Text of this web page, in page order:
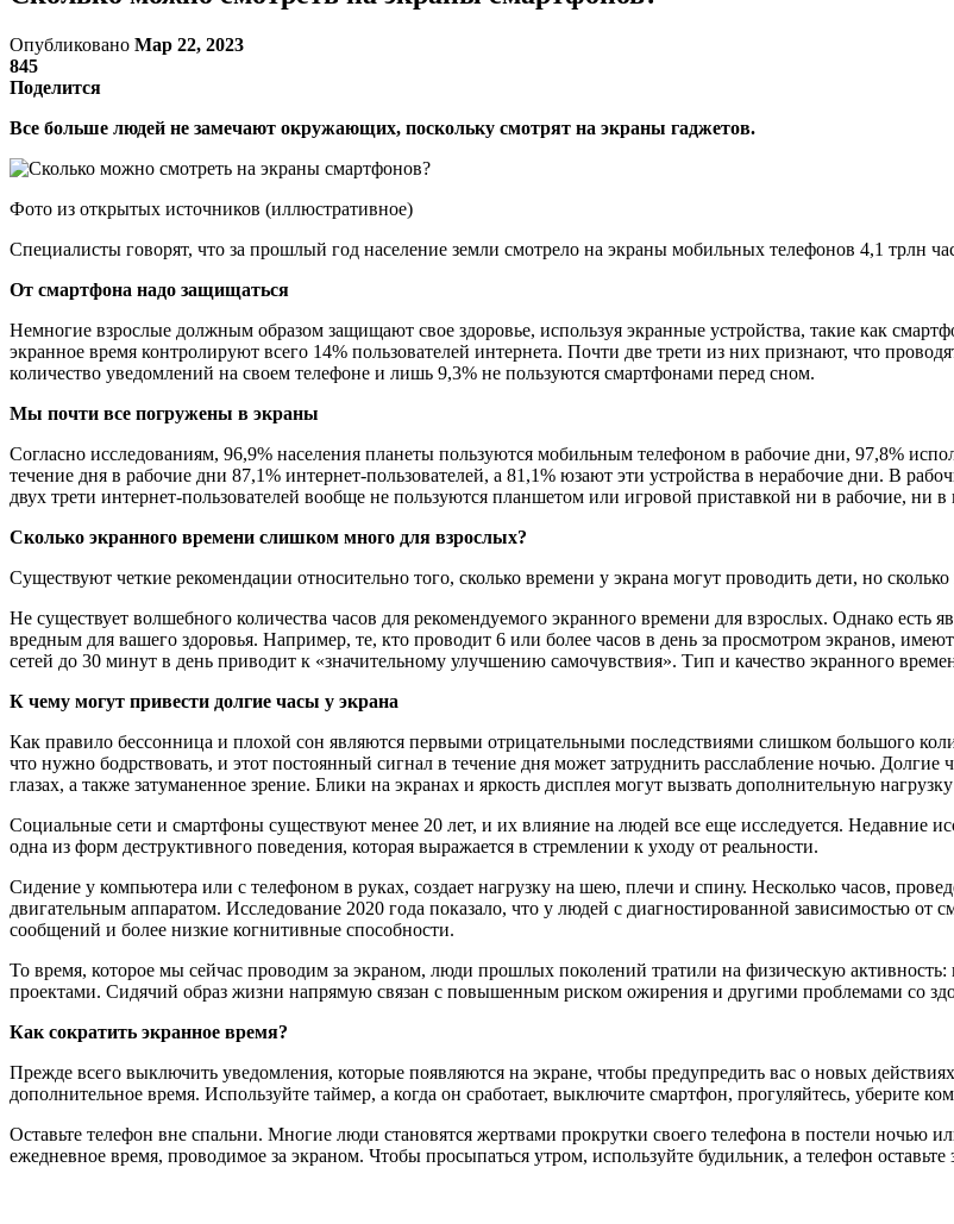
Опубликовано Мар 22, 2023
845
Поделится
Все больше людей не замечают окружающих, поскольку смотрят на экраны гаджетов.
Фото из открытых источников (иллюстративное)
Специалисты говорят, что за прошлый год население земли смотрело на экраны мобильных телефонов 4,1 трлн
От смартфона надо защищаться
Немногие взрослые должным образом защищают свое здоровье, используя экранные устройства, такие как
экранное время контролируют всего 14% пользователей интернета. Почти две трети из них признают, что
количество уведомлений на своем телефоне и лишь 9,3% не пользуются смартфонами перед сном.
Мы почти все погружены в экраны
Согласно исследованиям, 96,9% населения планеты пользуются мобильным телефоном в рабочие дни, 97,8%
течение дня в рабочие дни 87,1% интернет-пользователей, а 81,1% юзают эти устройства в нерабочие дни. В
двух трети интернет-пользователей вообще не пользуются планшетом или игровой приставкой ни в рабочие, ни
Сколько экранного времени слишком много для взрослых?
Существуют четкие рекомендации относительно того, сколько времени у экрана могут проводить дети, но
Не существует волшебного количества часов для рекомендуемого экранного времени для взрослых. Однако есть
вредным для вашего здоровья. Например, те, кто проводит 6 или более часов в день за просмотром экранов,
сетей до 30 минут в день приводит к «значительному улучшению самочувствия». Тип и качество экранного
К чему могут привести долгие часы у экрана
Как правило бессонница и плохой сон являются первыми отрицательными последствиями слишком большого
что нужно бодрствовать, и этот постоянный сигнал в течение дня может затруднить расслабление ночью.
глазах, а также затуманенное зрение. Блики на экранах и яркость дисплея могут вызвать дополнительную
Социальные сети и смартфоны существуют менее 20 лет, и их влияние на людей все еще исследуется. Недавние
одна из форм деструктивного поведения, которая выражается в стремлении к уходу от реальности.
Сидение у компьютера или с телефоном в руках, создает нагрузку на шею, плечи и спину. Несколько часов,
двигательным аппаратом. Исследование 2020 года показало, что у людей с диагностированной зависимостью
сообщений и более низкие когнитивные способности.
То время, которое мы сейчас проводим за экраном, люди прошлых поколений тратили на физическую активность:
проектами. Сидячий образ жизни напрямую связан с повышенным риском ожирения и другими проблемами со
Как сократить экранное время?
Прежде всего выключить уведомления, которые появляются на экране, чтобы предупредить вас о новых
дополнительное время. Используйте таймер, а когда он сработает, выключите смартфон, прогуляйтесь, уберите
Оставьте телефон вне спальни. Многие люди становятся жертвами прокрутки своего телефона в постели ночью
ежедневное время, проводимое за экраном. Чтобы просыпаться утром, используйте будильник, а телефон оставьте